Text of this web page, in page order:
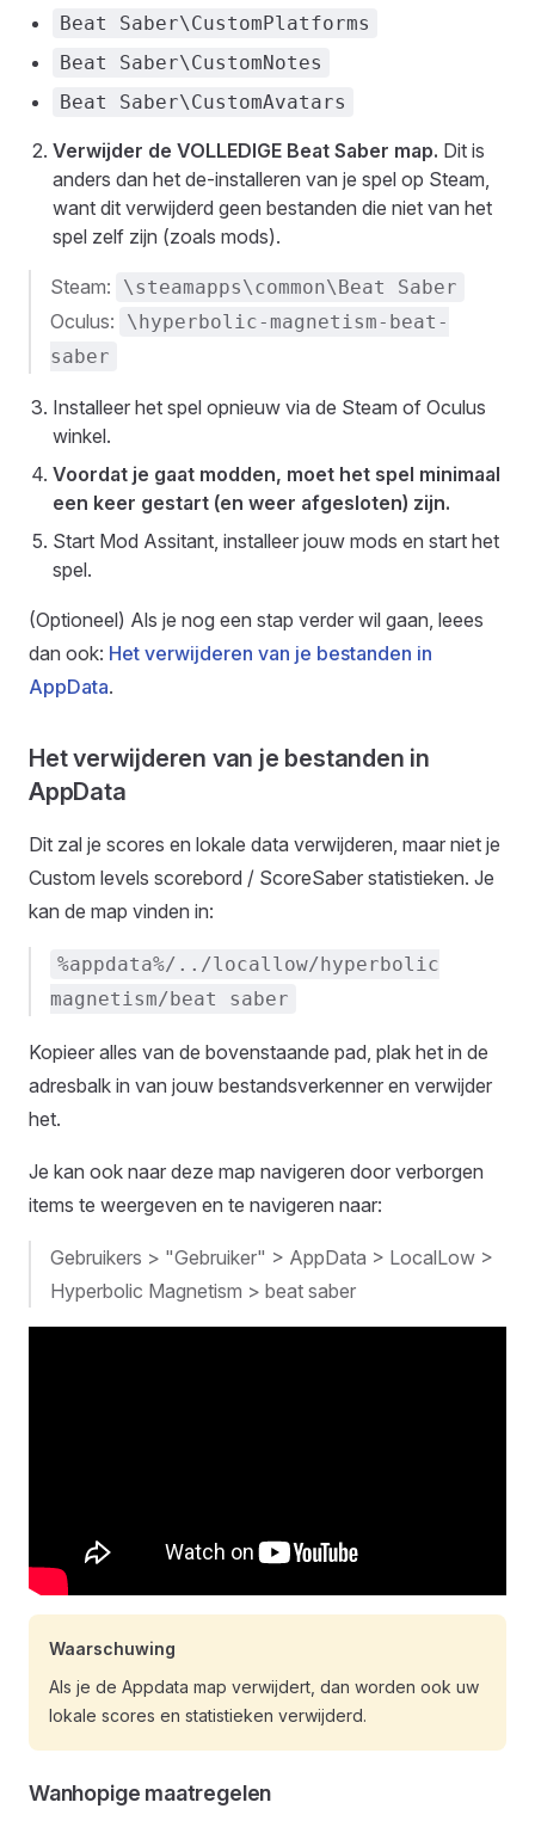
Beat Saber\CustomPlatforms
Beat Saber\CustomNotes
Beat Saber\CustomAvatars
Verwijder de VOLLEDIGE Beat Saber map. Dit is
anders dan het de-installeren van je spel op Steam,
want dit verwijderd geen bestanden die niet van het
spel zelf zijn (zoals mods).
Steam: \steamapps\common\Beat Saber
Oculus:
\hyperbolic-magnetism-beat-
saber
Installeer het spel opnieuw via de Steam of Oculus
winkel.
Voordat je gaat modden, moet het spel minimaal
een keer gestart (en weer afgesloten) zijn.
Start Mod Assitant, installeer jouw mods en start het
spel.
(Optioneel) Als je nog een stap verder wil gaan, leees
dan ook: Het verwijderen van je bestanden in
AppData.
Het verwijderen van je bestanden in
AppData
Dit zal je scores en lokale data verwijderen, maar niet je
Custom levels scorebord / ScoreSaber statistieken. Je
kan de map vinden in:
%appdata%/../locallow/hyperbolic
magnetism/beat saber
Kopieer alles van de bovenstaande pad, plak het in de
adresbalk in van jouw bestandsverkenner en verwijder
het.
Je kan ook naar deze map navigeren door verborgen
items te weergeven en te navigeren naar:
Gebruikers > "Gebruiker" > AppData > LocalLow >
Hyperbolic Magnetism > beat saber
Waarschuwing
Als je de Appdata map verwijdert, dan worden ook uw
lokale scores en statistieken verwijderd.
Wanhopige maatregelen